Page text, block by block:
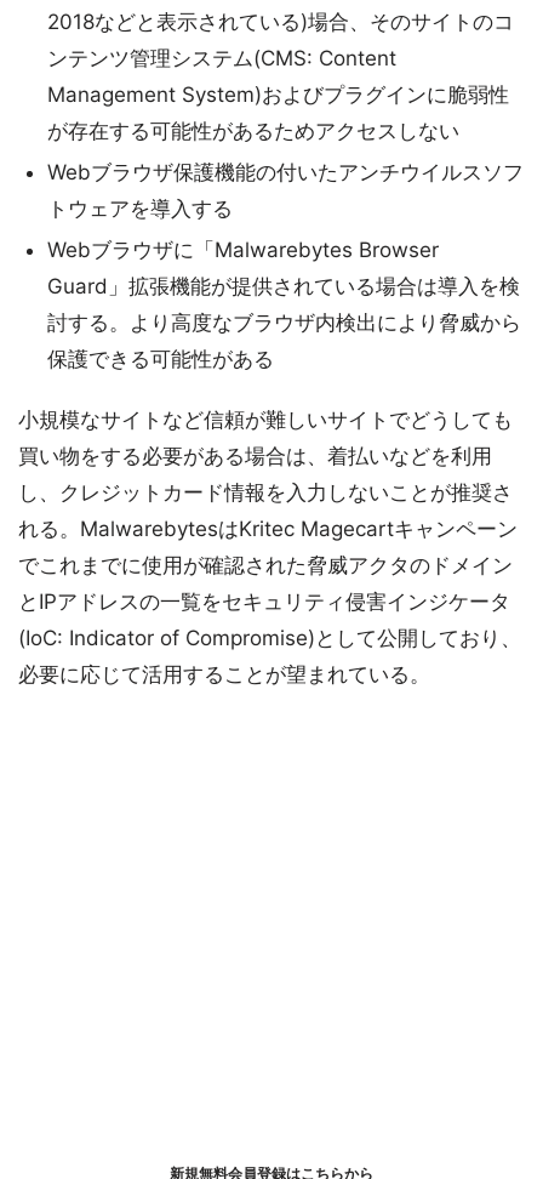
2018などと表示されている)場合、そのサイトのコ
ンテンツ管理システム(CMS: Content
Management System)およびプラグインに脆弱性
が存在する可能性があるためアクセスしない
Webブラウザ保護機能の付いたアンチウイルスソフ
トウェアを導入する
Webブラウザに「Malwarebytes Browser
Guard」拡張機能が提供されている場合は導入を検
討する。より高度なブラウザ内検出により脅威から
保護できる可能性がある
小規模なサイトなど信頼が難しいサイトでどうしても
買い物をする必要がある場合は、着払いなどを利用
し、クレジットカード情報を入力しないことが推奨さ
れる。MalwarebytesはKritec Magecartキャンペーン
でこれまでに使用が確認された脅威アクタのドメイン
とIPアドレスの一覧をセキュリティ侵害インジケータ
(IoC: Indicator of Compromise)として公開しており、
必要に応じて活用することが望まれている。
新規無料会員登録はこちらから